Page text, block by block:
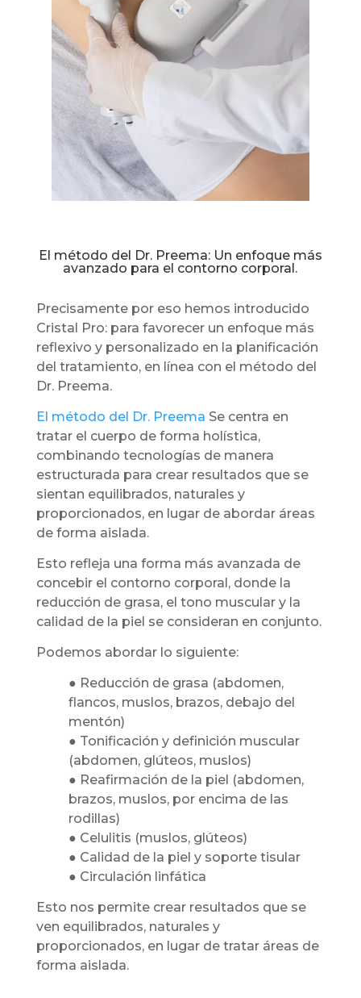
El método del Dr. Preema: Un enfoque más
avanzado para el contorno corporal.
Precisamente por eso hemos introducido
Cristal Pro: para favorecer un enfoque más
reflexivo y personalizado en la planificación
del tratamiento, en línea con el método del
Dr. Preema.
El método del Dr. Preema Se centra en
tratar el cuerpo de forma holística,
combinando tecnologías de manera
estructurada para crear resultados que se
sientan equilibrados, naturales y
proporcionados, en lugar de abordar áreas
de forma aislada.
Esto refleja una forma más avanzada de
concebir el contorno corporal, donde la
reducción de grasa, el tono muscular y la
calidad de la piel se consideran en conjunto.
Podemos abordar lo siguiente:
● Reducción de grasa (abdomen,
flancos, muslos, brazos, debajo del
mentón)
● Tonificación y definición muscular
(abdomen, glúteos, muslos)
● Reafirmación de la piel (abdomen,
brazos, muslos, por encima de las
rodillas)
● Celulitis (muslos, glúteos)
● Calidad de la piel y soporte tisular
● Circulación linfática
Esto nos permite crear resultados que se
ven equilibrados, naturales y
proporcionados, en lugar de tratar áreas de
forma aislada.